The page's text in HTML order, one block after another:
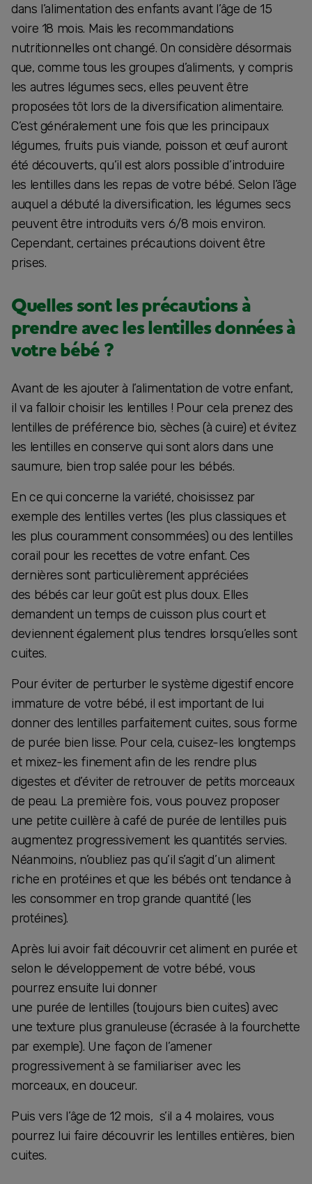
dans l’alimentation des enfants avant l’âge de 15
voire 18 mois. Mais les recommandations
nutritionnelles ont changé. On considère désormais
que, comme tous les groupes d’aliments, y compris
les autres légumes secs, elles peuvent être
proposées tôt lors de la diversification alimentaire.
C’est généralement une fois que les principaux
légumes, fruits puis viande, poisson et œuf auront
été découverts, qu’il est alors possible d’introduire
les lentilles dans les repas de votre bébé. Selon l’âge
auquel a débuté la diversification, les légumes secs
peuvent être introduits vers 6/8 mois environ.
Cependant, certaines précautions doivent être
prises.
Quelles sont les précautions à
prendre avec les lentilles données à
votre bébé ?
Avant de les ajouter à l’alimentation de votre enfant,
il va falloir choisir les lentilles ! Pour cela prenez des
lentilles de préférence bio, sèches (à cuire) et évitez
les lentilles en conserve qui sont alors dans une
saumure, bien trop salée pour les bébés.
En ce qui concerne la variété, choisissez par
exemple des lentilles vertes (les plus classiques et
les plus couramment consommées) ou des lentilles
corail pour les recettes de votre enfant. Ces
dernières sont particulièrement appréciées
des bébés car leur goût est plus doux. Elles
demandent un temps de cuisson plus court et
deviennent également plus tendres lorsqu’elles sont
cuites.
Pour éviter de perturber le système digestif encore
immature de votre bébé, il est important de lui
donner des lentilles parfaitement cuites, sous forme
de purée bien lisse. Pour cela, cuisez-les longtemps
et mixez-les finement afin de les rendre plus
digestes et d’éviter de retrouver de petits morceaux
de peau. La première fois, vous pouvez proposer
une petite cuillère à café de purée de lentilles puis
augmentez progressivement les quantités servies.
Néanmoins, n’oubliez pas qu’il s’agit d’un aliment
riche en protéines et que les bébés ont tendance à
les consommer en trop grande quantité (les
protéines).
Après lui avoir fait découvrir cet aliment en purée et
selon le développement de votre bébé, vous
pourrez ensuite lui donner
une purée de lentilles (toujours bien cuites) avec
une texture plus granuleuse (écrasée à la fourchette
par exemple). Une façon de l’amener
progressivement à se familiariser avec les
morceaux, en douceur.
Puis vers l’âge de 12 mois, s’il a 4 molaires, vous
pourrez lui faire découvrir les lentilles entières, bien
cuites.